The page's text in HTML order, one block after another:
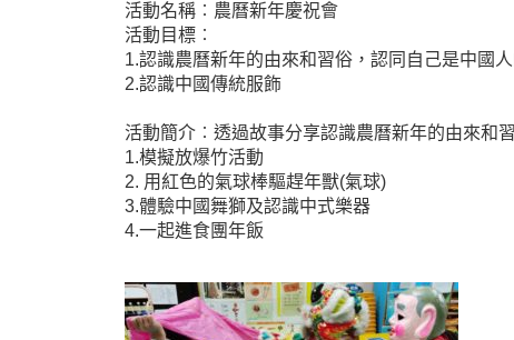
活動名稱︰農曆新年慶祝會
活動目標︰
1.認識農曆新年的由來和習俗，認同自己是中國
2.認識中國傳統服飾
活動簡介︰透過故事分享認識農曆新年的由來和
1.模擬放爆竹活動
2. 用紅色的氣球棒驅趕年獸(氣球)
3.體驗中國舞獅及認識中式樂器
4.一起進食團年飯